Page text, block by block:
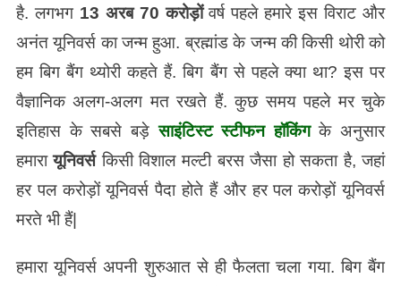
है. लगभग 13 अरब 70 करोड़ोंवर्ष पहले हमारे इस विराट और
अनंत यूनिवर्स का जन्म हुआ. ब्रह्मांड के जन्म की किसी थोरी को
हम बिग बैंग थ्योरी कहते हैं. बिग बैंग से पहले क्या था? इस पर
वैज्ञानिक अलग-अलग मत रखते हैं. कुछ समय पहले मर चुके
इतिहास के सबसे बड़ेसाइंटिस्ट स्टीफन हॉकिंगके अनुसार
हमारायूनिवर्सकिसी विशाल मल्टी बरस जैसा हो सकता है, जहां
हर पल करोड़ों यूनिवर्स पैदा होते हैं और हर पल करोड़ों यूनिवर्स
मरते भी हैं|
हमारा यूनिवर्स अपनी शुरुआत से ही फैलता चला गया. बिग बैंग